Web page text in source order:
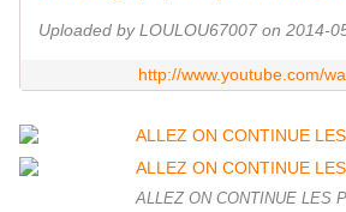
Uploaded by LOULOU67007 on 2014-
http://www.youtube.com/
ALLEZ ON CONTINUE LES